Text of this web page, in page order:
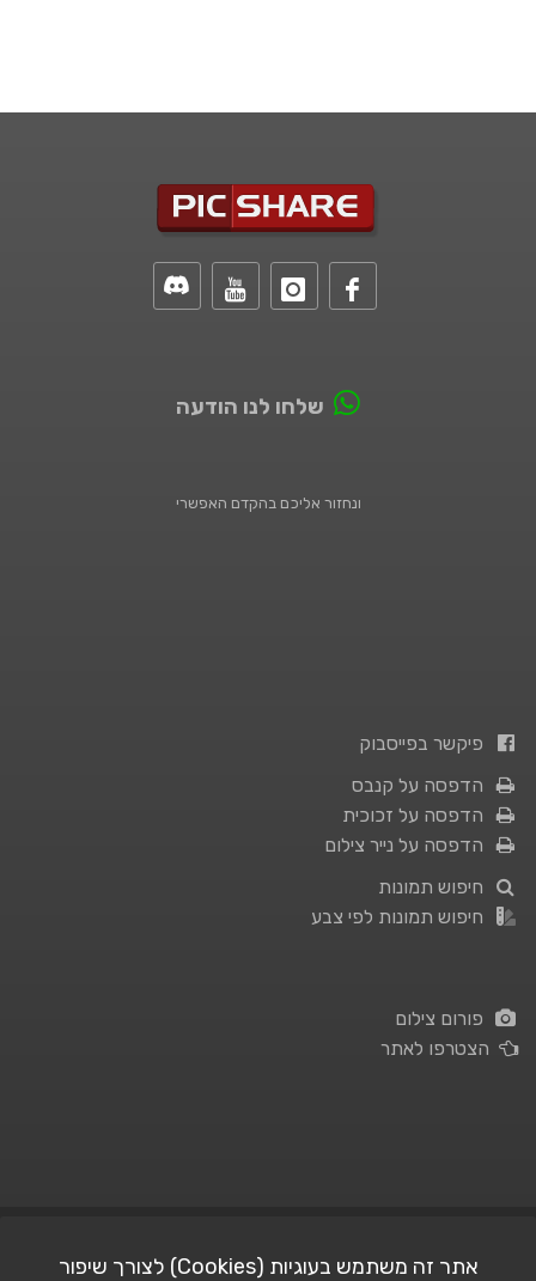
שלחו לנו הודעה
ונחזור אליכם בהקדם האפשרי
פיקשר בפייסבוק
הדפסה על קנבס
הדפסה על זכוכית
הדפסה על נייר צילום
חיפוש תמונות
חיפוש תמונות לפי צבע
פורום צילום
הצטרפו לאתר
אתר זה משתמש בעוגיות (Cookies) לצורך שיפור